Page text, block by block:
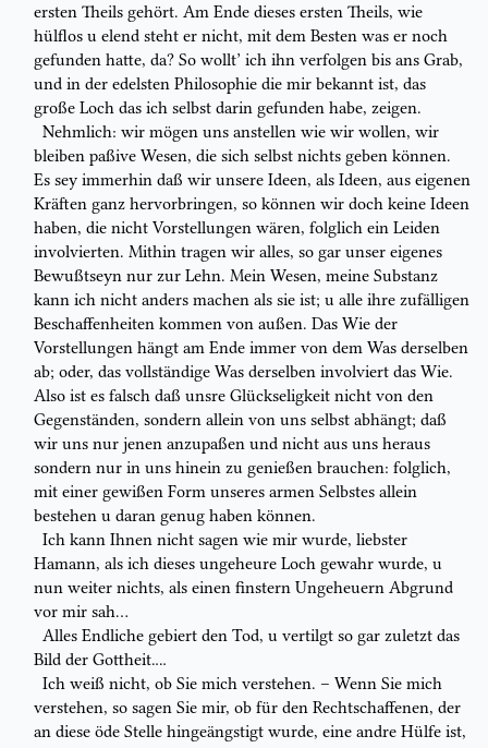
ersten Theils gehört. Am Ende dieses ersten Theils, wie
hülflos u elend steht er nicht, mit dem Besten was er noch
gefunden hatte, da? So wollt’ ich ihn verfolgen bis ans Grab,
und in der edelsten Philosophie die mir bekannt ist, das
große Loch das ich selbst darin gefunden habe, zeigen.
Nehmlich: wir mögen uns anstellen wie wir wollen, wir
bleiben paßive Wesen, die sich selbst nichts geben können.
Es sey immerhin daß wir unsere Ideen, als Ideen, aus eigenen
Kräften ganz hervorbringen, so können wir doch keine Ideen
haben, die nicht Vorstellungen wären, folglich ein Leiden
involvierten. Mithin tragen wir alles, so gar unser eigenes
Bewußtseyn nur zur Lehn. Mein Wesen, meine Substanz
kann ich nicht anders machen als sie ist; u alle ihre zufälligen
Beschaffenheiten kommen von außen. Das Wie der
Vorstellungen hängt am Ende immer von dem Was derselben
ab; oder, das vollständige Was derselben involviert das Wie.
Also ist es falsch daß unsre Glückseligkeit nicht von den
Gegenständen, sondern allein von uns selbst abhängt; daß
wir uns nur jenen anzupaßen und nicht aus uns heraus
sondern nur in uns hinein zu genießen brauchen: folglich,
mit einer gewißen Form unseres armen Selbstes allein
bestehen u daran genug haben können.
Ich kann Ihnen nicht sagen wie mir wurde, liebster
Hamann, als ich dieses ungeheure Loch gewahr wurde, u
nun weiter nichts, als einen finstern Ungeheuern Abgrund
vor mir sah…
Alles Endliche gebiert den Tod, u vertilgt so gar zuletzt das
Bild der Gottheit‥‥
Ich weiß nicht, ob Sie mich verstehen. – Wenn Sie mich
verstehen, so sagen Sie mir, ob für den Rechtschaffenen, der
an diese öde Stelle hingeängstigt wurde, eine andre Hülfe ist,